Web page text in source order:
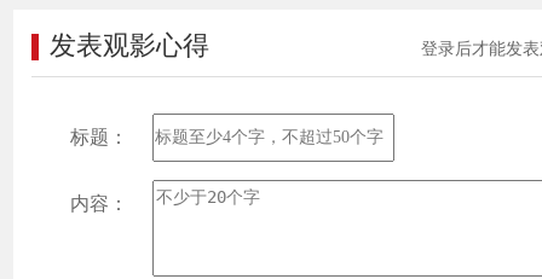
登录后才能发
发表观影心得
标题：
内容：